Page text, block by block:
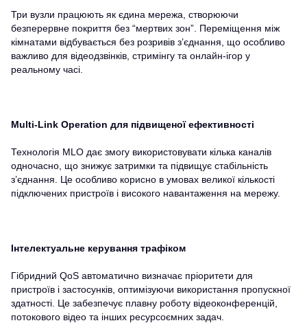
Три вузли працюють як єдина мережа, створюючи
безперервне покриття без “мертвих зон”. Переміщення між
кімнатами відбувається без розривів з’єднання, що особливо
важливо для відеодзвінків, стримінгу та онлайн-ігор у
реальному часі.
Multi-Link Operation для підвищеної ефективності
Технологія MLO дає змогу використовувати кілька каналів
одночасно, що знижує затримки та підвищує стабільність
з’єднання. Це особливо корисно в умовах великої кількості
підключених пристроїв і високого навантаження на мережу.
Інтелектуальне керування трафіком
Гібридний QoS автоматично визначає пріоритети для
пристроїв і застосунків, оптимізуючи використання пропускної
здатності. Це забезпечує плавну роботу відеоконференцій,
потокового відео та інших ресурсоємних задач.